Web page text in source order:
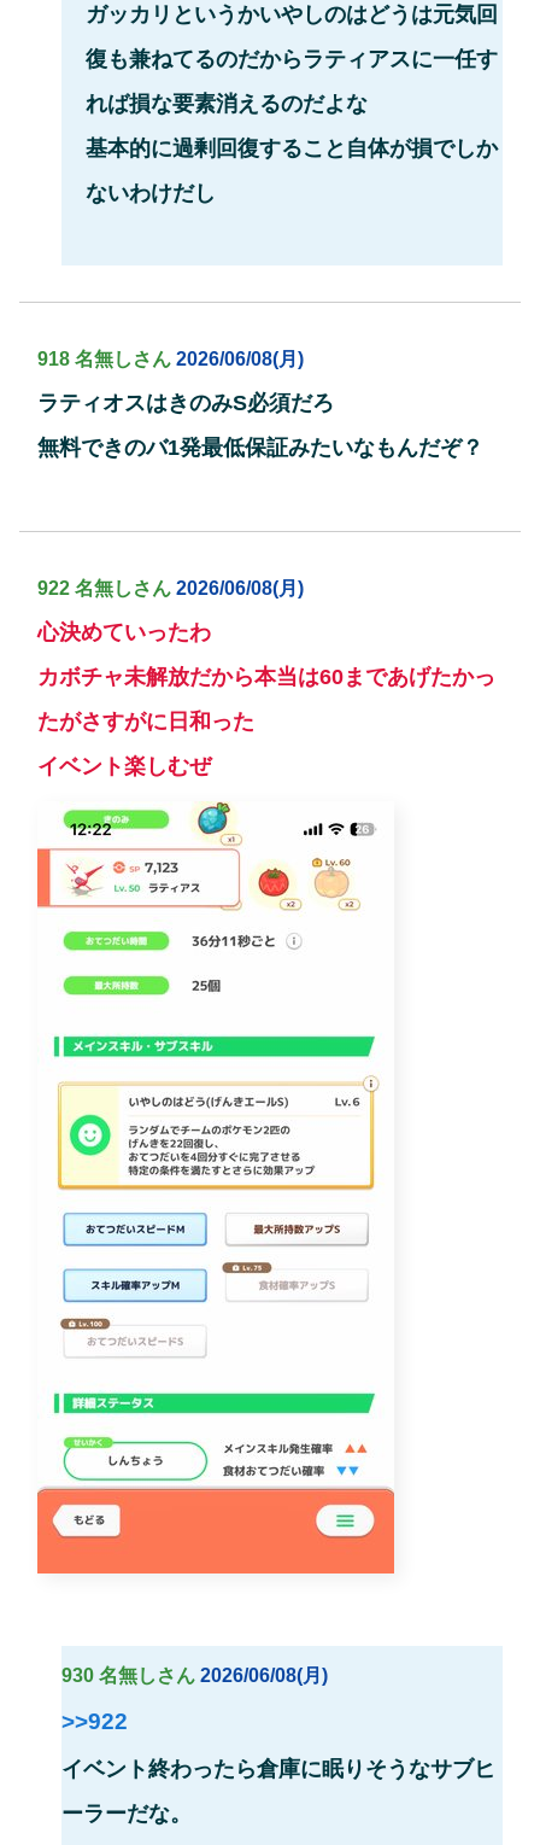
ガッカリというかいやしのはどうは元気回
復も兼ねてるのだからラティアスに一任す
れば損な要素消えるのだよな
基本的に過剰回復すること自体が損でしか
ないわけだし
918 名無しさん 2026/06/08(月)
ラティオスはきのみS必須だろ
無料できのバ1発最低保証みたいなもんだぞ？
922 名無しさん 2026/06/08(月)
心決めていったわ
カボチャ未解放だから本当は60まであげたかっ
たがさすがに日和った
イベント楽しむぜ
930 名無しさん 2026/06/08(月)
>>922
イベント終わったら倉庫に眠りそうなサブヒ
ーラーだな。